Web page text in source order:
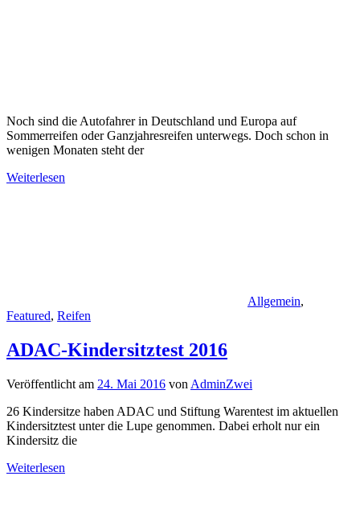
Noch sind die Autofahrer in Deutschland und Europa auf
Sommerreifen oder Ganzjahresreifen unterwegs. Doch schon in
wenigen Monaten steht der
Weiterlesen
Allgemein,
Featured, Reifen
ADAC-Kindersitztest 2016
Veröffentlicht am 24. Mai 2016 von AdminZwei
26 Kindersitze haben ADAC und Stiftung Warentest im aktuellen
Kindersitztest unter die Lupe genommen. Dabei erholt nur ein
Kindersitz die
Weiterlesen